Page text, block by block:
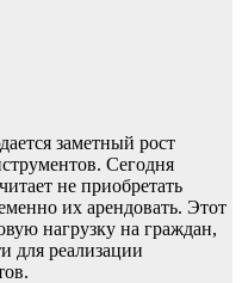
заметный рост
Сегодня
не приобретать
их арендовать. Этот
нагрузку на граждан,
для реализации